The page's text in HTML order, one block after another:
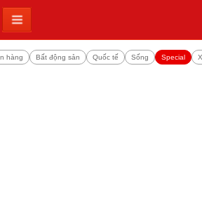
hàng Bất động sản Quốc tế Sống Special